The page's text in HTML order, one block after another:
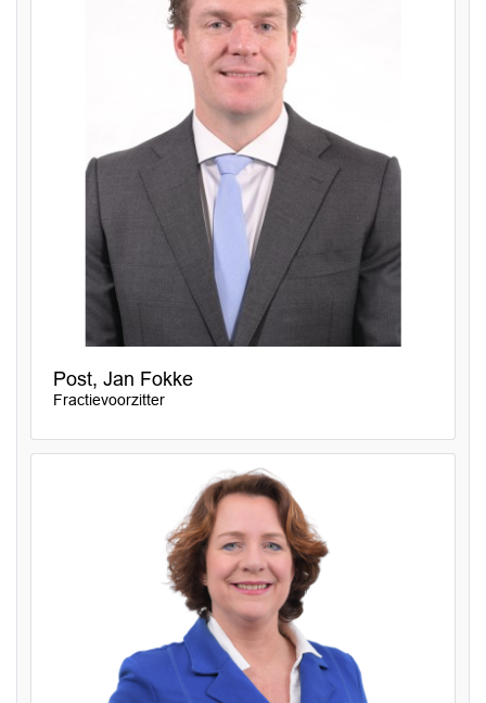
Post, Jan Fokke
Fractievoorzitter